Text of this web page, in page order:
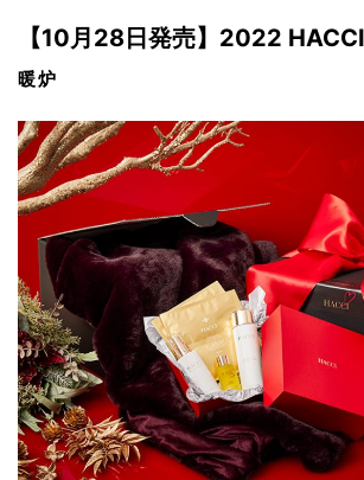
【10月28日発売】2022
暖炉